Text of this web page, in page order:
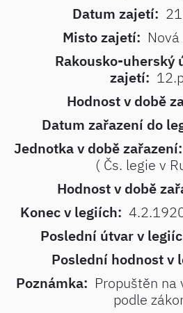
Datum zajetí:
Misto zajetí:
Rakousko-uherský
zajetí:
Hodnost v době
Datum zařazení do
Jednotka v době zařazení:
( Čs. legie v
Hodnost v době
Konec v legiích:
Poslední útvar v
Poslední hodnost v
Poznámka: Propuštěn na
podle